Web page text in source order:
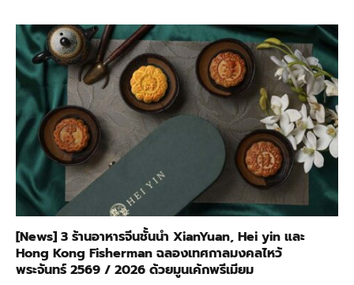
[News] 3 ร้านอาหารจีนชั้นนำ XianYuan, Hei yin และ
Hong Kong Fisherman ฉลองเทศกาลมงคลไหว้
พระจันทร์ 2569 / 2026 ด้วยมูนเค้กพรีเมียม